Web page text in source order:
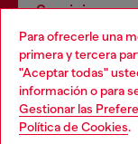
Para ofrecerle una
primera y tercera
"Aceptar todas"
información o para
Gestionar las
Política de Cookies.
Servicios
Descubre todos
en la tienda.
Choose your
You are currently
may be based in